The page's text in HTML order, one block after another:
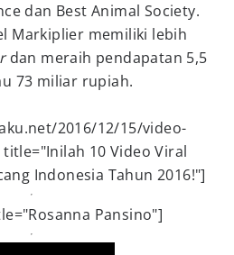
dan Best Animal Society.
Markiplier memiliki lebih
dan meraih pendapatan 5,5
73 miliar rupiah.
2016/12/15/video-
10 Video Viral
Indonesia Tahun 2016!"]
Pansino"]